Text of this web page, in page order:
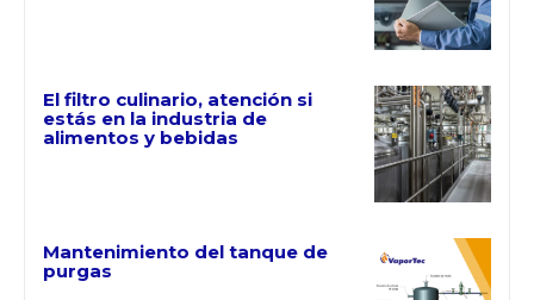
El filtro culinario, atención si
estás en la industria de
alimentos y bebidas
Mantenimiento del tanque de
purgas